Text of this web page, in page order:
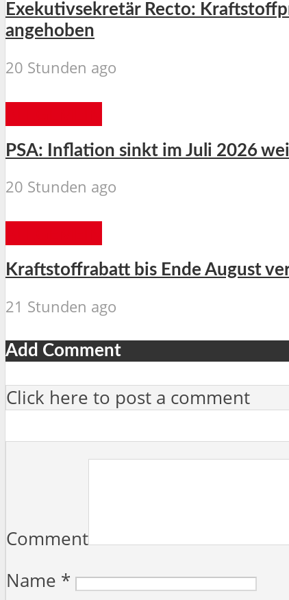
Exekutivsekretär Recto:
angehoben
20 Stunden ago
PSA: Inflation sinkt im Juli 2026
20 Stunden ago
Kraftstoffrabatt bis Ende August
21 Stunden ago
Add Comment
Click here to post a comment
Comment
Name *